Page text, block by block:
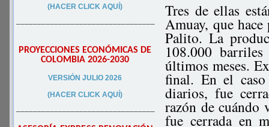
(HACER CLICK AQUÍ)
–––––––––––––––––––––––––––––––––
PROYECCIONES ECONÓMICAS DE
COLOMBIA 2026-2030
VERSIÓN JULIO 2026
(HACER CLICK AQUÍ)
–––––––––––––––––––––––––––––––––
Tres de ellas
Amuay, que
Palito. La
108.000
últimos meses.
final. En el caso
diarios, fue
razón de cuándo
fue cerrada en